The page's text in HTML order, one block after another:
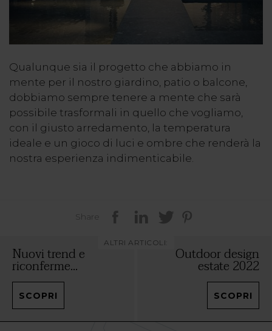
Qualunque sia il progetto che abbiamo in
mente per il nostro giardino, patio o balcone,
dobbiamo sempre tenere a mente che sarà
possibile trasformali in quello che vogliamo,
con il giusto arredamento, la temperatura
ideale e un gioco di luci e ombre che renderà la
nostra esperienza indimenticabile.
Share
ALTRI ARTICOLI:
Nuovi trend e
riconferme...
SCOPRI
Outdoor design
estate 2022
SCOPRI